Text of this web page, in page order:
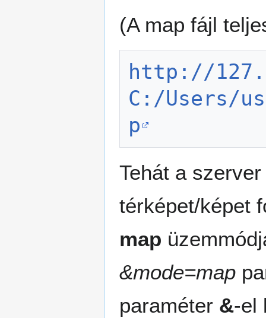
(A map fájl
http://
C:/Users/
p
Tehát a
térképet/képet
map
&mode=map
paraméter &-el